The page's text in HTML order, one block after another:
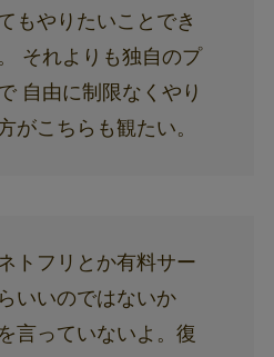
もやりたいことでき
それよりも独自のプ
自由に制限なくやり
がこちらも観たい。
トフリとか有料サー
いいのではないか
言っていないよ。復